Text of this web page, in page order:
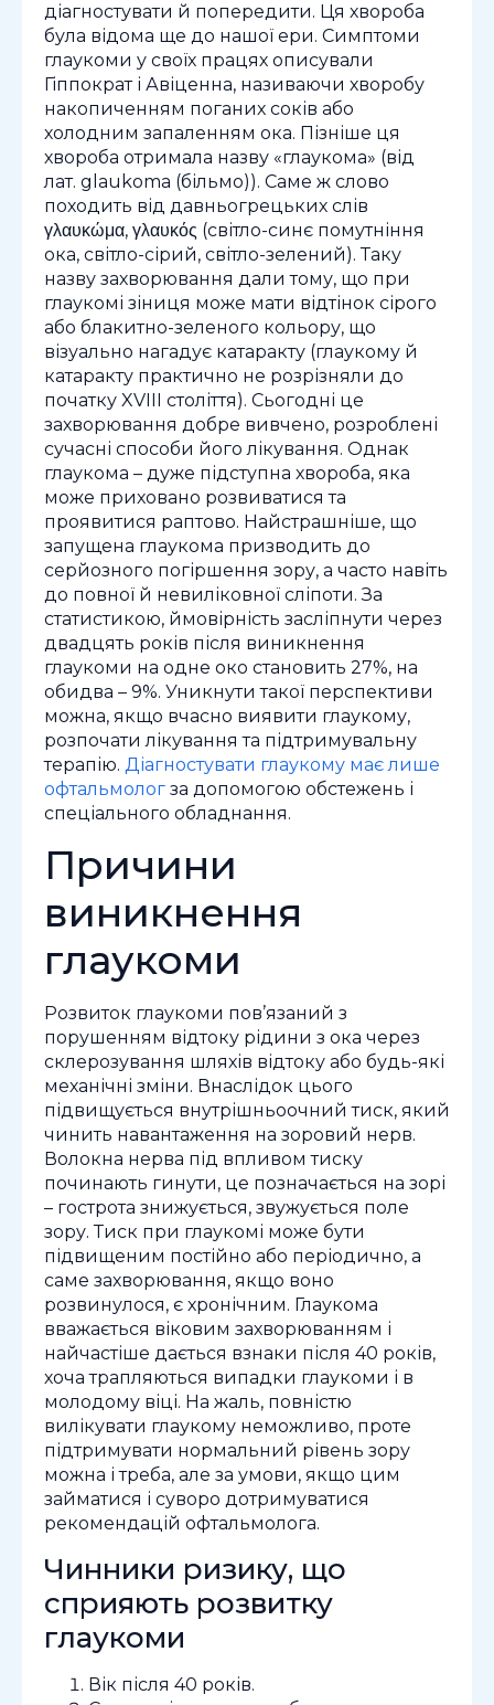
діагностувати й попередити. Ця хвороба
була відома ще до нашої ери. Симптоми
глаукоми у своїх працях описували
Гіппократ і Авіценна, називаючи хворобу
накопиченням поганих соків або
холодним запаленням ока. Пізніше ця
хвороба отримала назву «глаукома» (від
лат. glaukoma (більмо)). Саме ж слово
походить від давньогрецьких слів
γλαυκώμα, γλαυκός (світло-синє помутніння
ока, світло-сірий, світло-зелений). Таку
назву захворювання дали тому, що при
глаукомі зіниця може мати відтінок сірого
або блакитно-зеленого кольору, що
візуально нагадує катаракту (глаукому й
катаракту практично не розрізняли до
початку XVIII століття). Сьогодні це
захворювання добре вивчено, розроблені
сучасні способи його лікування. Однак
глаукома – дуже підступна хвороба, яка
може приховано розвиватися та
проявитися раптово. Найстрашніше, що
запущена глаукома призводить до
серйозного погіршення зору, а часто навіть
до повної й невиліковної сліпоти. За
статистикою, ймовірність засліпнути через
двадцять років після виникнення
глаукоми на одне око становить 27%, на
обидва – 9%. Уникнути такої перспективи
можна, якщо вчасно виявити глаукому,
розпочати лікування та підтримувальну
терапію. Діагностувати глаукому має лише
офтальмолог за допомогою обстежень і
спеціального обладнання.
Причини
виникнення
глаукоми
Розвиток глаукоми пов’язаний з
порушенням відтоку рідини з ока через
склерозування шляхів відтоку або будь-які
механічні зміни. Внаслідок цього
підвищується внутрішньоочний тиск, який
чинить навантаження на зоровий нерв.
Волокна нерва під впливом тиску
починають гинути, це позначається на зорі
– гострота знижується, звужується поле
зору. Тиск при глаукомі може бути
підвищеним постійно або періодично, а
саме захворювання, якщо воно
розвинулося, є хронічним. Глаукома
вважається віковим захворюванням і
найчастіше дається взнаки після 40 років,
хоча трапляються випадки глаукоми і в
молодому віці. На жаль, повністю
вилікувати глаукому неможливо, проте
підтримувати нормальний рівень зору
можна і треба, але за умови, якщо цим
займатися і суворо дотримуватися
рекомендацій офтальмолога.
Чинники ризику, що
сприяють розвитку
глаукоми
Вік після 40 років.